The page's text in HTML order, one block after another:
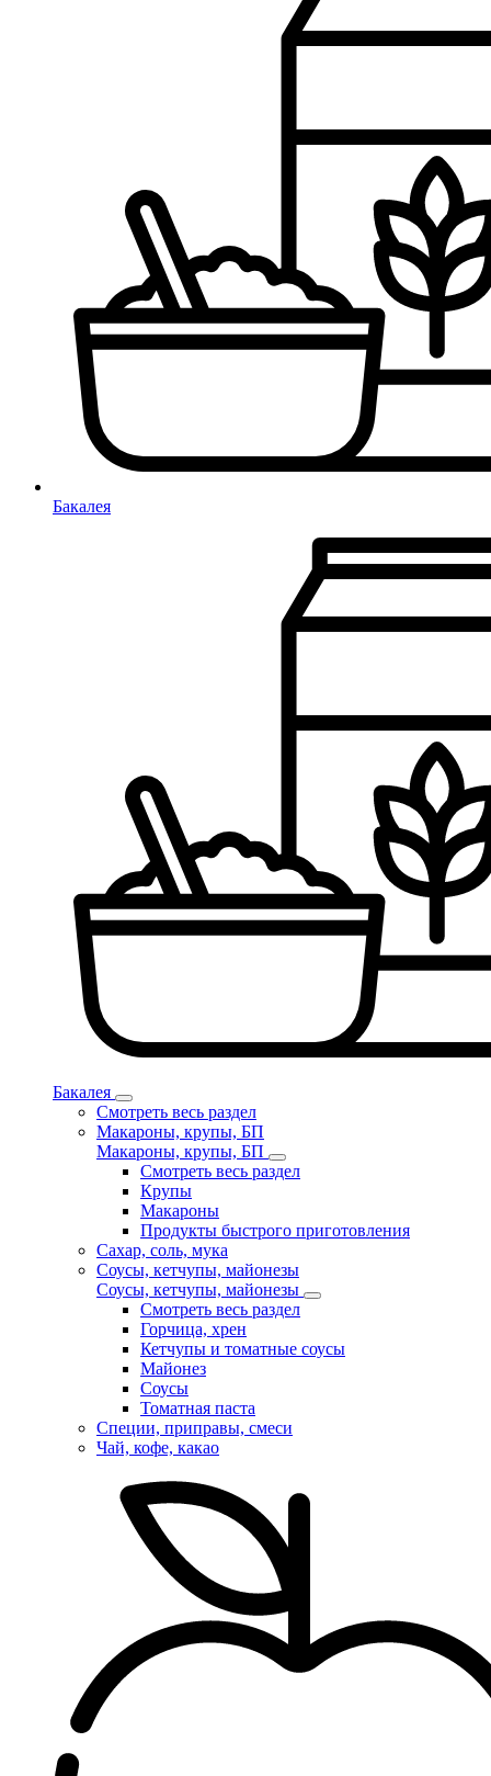
Бакалея
Бакалея
Смотреть весь раздел
Макароны, крупы, БП
Макароны, крупы, БП
Смотреть весь раздел
Крупы
Макароны
Продукты быстрого приготовления
Сахар, соль, мука
Соусы, кетчупы, майонезы
Соусы, кетчупы, майонезы
Смотреть весь раздел
Горчица, хрен
Кетчупы и томатные соусы
Майонез
Соусы
Томатная паста
Специи, приправы, смеси
Чай, кофе, какао